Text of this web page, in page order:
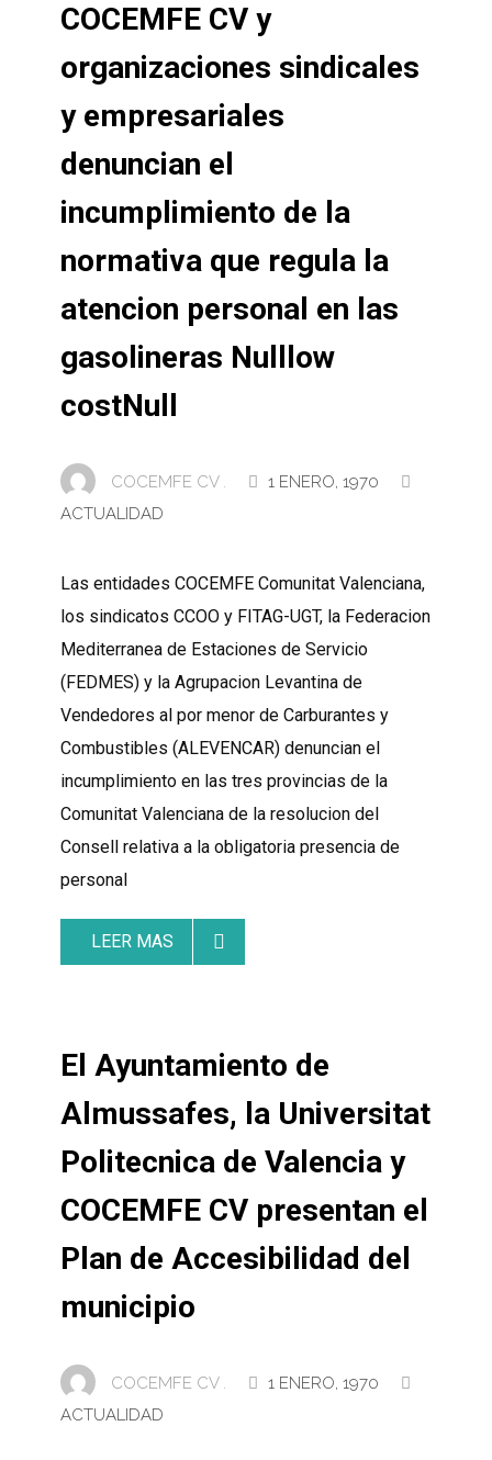
COCEMFE CV y
organizaciones sindicales
y empresariales
denuncian el
incumplimiento de la
normativa que regula la
atencion personal en las
gasolineras Nulllow
costNull
COCEMFE CV .
1 ENERO, 1970
ACTUALIDAD
Las entidades COCEMFE Comunitat Valenciana,
los sindicatos CCOO y FITAG-UGT, la Federacion
Mediterranea de Estaciones de Servicio
(FEDMES) y la Agrupacion Levantina de
Vendedores al por menor de Carburantes y
Combustibles (ALEVENCAR) denuncian el
incumplimiento en las tres provincias de la
Comunitat Valenciana de la resolucion del
Consell relativa a la obligatoria presencia de
personal
LEER MAS
El Ayuntamiento de
Almussafes, la Universitat
Politecnica de Valencia y
COCEMFE CV presentan el
Plan de Accesibilidad del
municipio
COCEMFE CV .
1 ENERO, 1970
ACTUALIDAD